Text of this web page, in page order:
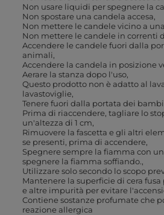
Non usare liquidi per spegnere la
Non spostare una candela accesa
Non mettere le candele vicino a
Non mettere le candele in correnti
Accendere le candele fuori dalla
animali
Accendere la candela in posizione
Aerare la stanza dopo l'uso
Questo prodotto non è adatto al
lavastoviglie
Tenere fuori dalla portata dei
Prima di riaccendere, tagliare lo
un'altezza di 1 cm
Rimuovere la fascetta e gli altri
se presenti, prima di accendere
Spegnere sempre la fiamma con
spegnere la fiamma soffiando.
Utilizzare solo secondo lo scopo
Mantenere la superficie di cera
e altre impurità per evitare
Contiene sostanze profumate che
reazione allergica